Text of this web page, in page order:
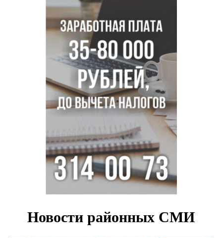
Всем миром: жители новосибирской деревни помогли
найти пропавшего мальчика
Новосибирцам объяснили новые правила сверхурочной